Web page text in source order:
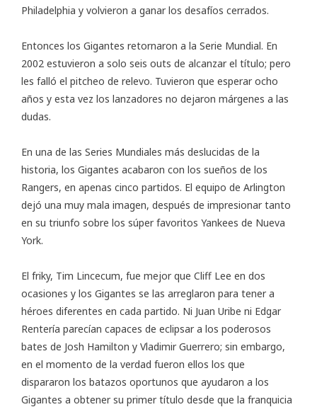
Philadelphia y volvieron a ganar los desafíos cerrados.
Entonces los Gigantes retornaron a la Serie Mundial. En
2002 estuvieron a solo seis outs de alcanzar el título; pero
les falló el pitcheo de relevo. Tuvieron que esperar ocho
años y esta vez los lanzadores no dejaron márgenes a las
dudas.
En una de las Series Mundiales más deslucidas de la
historia, los Gigantes acabaron con los sueños de los
Rangers, en apenas cinco partidos. El equipo de Arlington
dejó una muy mala imagen, después de impresionar tanto
en su triunfo sobre los súper favoritos Yankees de Nueva
York.
El friky, Tim Lincecum, fue mejor que Cliff Lee en dos
ocasiones y los Gigantes se las arreglaron para tener a
héroes diferentes en cada partido. Ni Juan Uribe ni Edgar
Rentería parecían capaces de eclipsar a los poderosos
bates de Josh Hamilton y Vladimir Guerrero; sin embargo,
en el momento de la verdad fueron ellos los que
dispararon los batazos oportunos que ayudaron a los
Gigantes a obtener su primer título desde que la franquicia